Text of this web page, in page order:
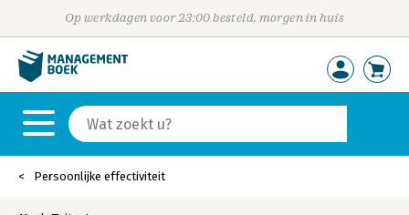
Op werkdagen voor 23:00 besteld, morgen in huis
Persoonlijke effectiviteit